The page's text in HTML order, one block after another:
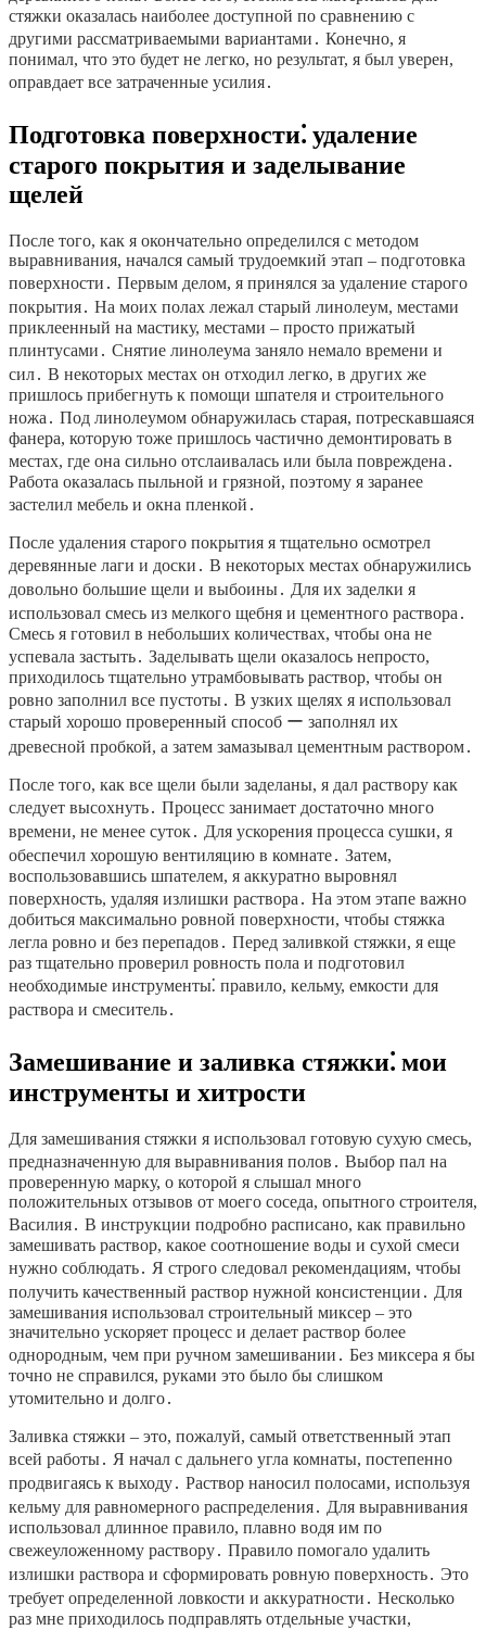
стяжки оказалась наиболее доступной по сравнению с
другими рассматриваемыми вариантами․ Конечно, я
понимал, что это будет не легко, но результат, я был уверен,
оправдает все затраченные усилия․
Подготовка поверхности⁚ удаление
старого покрытия и заделывание
щелей
После того, как я окончательно определился с методом
выравнивания, начался самый трудоемкий этап – подготовка
поверхности․ Первым делом, я принялся за удаление старого
покрытия․ На моих полах лежал старый линолеум, местами
приклеенный на мастику, местами – просто прижатый
плинтусами․ Снятие линолеума заняло немало времени и
сил․ В некоторых местах он отходил легко, в других же
пришлось прибегнуть к помощи шпателя и строительного
ножа․ Под линолеумом обнаружилась старая, потрескавшаяся
фанера, которую тоже пришлось частично демонтировать в
местах, где она сильно отслаивалась или была повреждена․
Работа оказалась пыльной и грязной, поэтому я заранее
застелил мебель и окна пленкой․
После удаления старого покрытия я тщательно осмотрел
деревянные лаги и доски․ В некоторых местах обнаружились
довольно большие щели и выбоины․ Для их заделки я
использовал смесь из мелкого щебня и цементного раствора․
Смесь я готовил в небольших количествах, чтобы она не
успевала застыть․ Заделывать щели оказалось непросто,
приходилось тщательно утрамбовывать раствор, чтобы он
ровно заполнил все пустоты․ В узких щелях я использовал
старый хорошо проверенный способ ー заполнял их
древесной пробкой, а затем замазывал цементным раствором․
После того, как все щели были заделаны, я дал раствору как
следует высохнуть․ Процесс занимает достаточно много
времени, не менее суток․ Для ускорения процесса сушки, я
обеспечил хорошую вентиляцию в комнате․ Затем,
воспользовавшись шпателем, я аккуратно выровнял
поверхность, удаляя излишки раствора․ На этом этапе важно
добиться максимально ровной поверхности, чтобы стяжка
легла ровно и без перепадов․ Перед заливкой стяжки, я еще
раз тщательно проверил ровность пола и подготовил
необходимые инструменты⁚ правило, кельму, емкости для
раствора и смеситель․
Замешивание и заливка стяжки⁚ мои
инструменты и хитрости
Для замешивания стяжки я использовал готовую сухую смесь,
предназначенную для выравнивания полов․ Выбор пал на
проверенную марку, о которой я слышал много
положительных отзывов от моего соседа, опытного строителя,
Василия․ В инструкции подробно расписано, как правильно
замешивать раствор, какое соотношение воды и сухой смеси
нужно соблюдать․ Я строго следовал рекомендациям, чтобы
получить качественный раствор нужной консистенции․ Для
замешивания использовал строительный миксер – это
значительно ускоряет процесс и делает раствор более
однородным, чем при ручном замешивании․ Без миксера я бы
точно не справился, руками это было бы слишком
утомительно и долго․
Заливка стяжки – это, пожалуй, самый ответственный этап
всей работы․ Я начал с дальнего угла комнаты, постепенно
продвигаясь к выходу․ Раствор наносил полосами, используя
кельму для равномерного распределения․ Для выравнивания
использовал длинное правило, плавно водя им по
свежеуложенному раствору․ Правило помогало удалить
излишки раствора и сформировать ровную поверхность․ Это
требует определенной ловкости и аккуратности․ Несколько
раз мне приходилось подправлять отдельные участки,